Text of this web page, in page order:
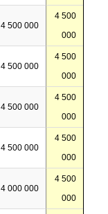
4 500 000
4 500
000
4 500 000
4 500
000
4 500 000
4 500
000
4 500 000
4 500
000
4 000 000
4 500
000